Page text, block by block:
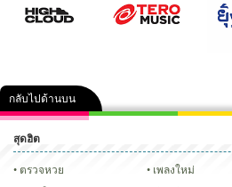
กลับไปด้านบน
คลิป ภาพ ปฏิทิน
Glitter
สุดฮิต
ตรวจหวย
เพลงใหม่